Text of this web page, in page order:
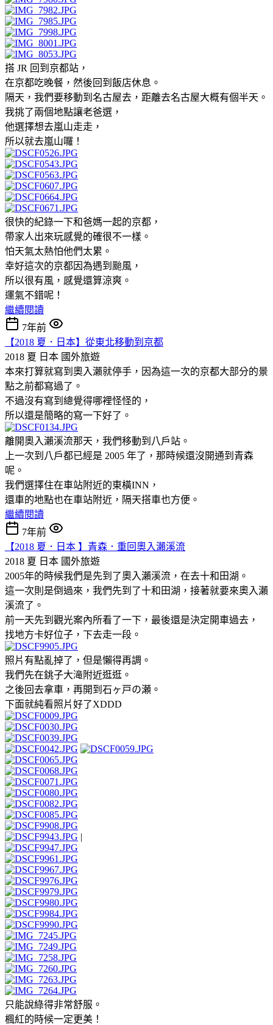
搭 JR 回到京都站，
在京都吃晚餐，然後回到飯店休息。
隔天，我們要移動到名古屋去，距離去名古屋大概有個半天。
我挑了兩個地點讓老爸選，
他選擇想去嵐山走走，
所以就去嵐山囉！
很快的紀錄一下和爸媽一起的京都，
帶家人出來玩感覺的確很不一樣。
怕天氣太熱怕他們太累。
幸好這次的京都因為遇到颱風，
所以很有風，感覺還算涼爽。
運氣不錯呢！
繼續閱讀
7年前
【2018 夏．日本】從東北移動到京都
2018 夏 日本 國外旅遊
本來打算就寫到奧入瀨就停手，因為這一次的京都大部分的景
點之前都寫過了。
不過沒有寫到總覺得哪裡怪怪的，
所以還是簡略的寫一下好了。
離開奧入瀨溪流那天，我們移動到八戶站。
上一次到八戶都已經是 2005 年了，那時候還沒開通到青森
呢。
我們選擇住在車站附近的東橫INN，
還車的地點也在車站附近，隔天搭車也方便。
繼續閱讀
7年前
【2018 夏．日本 】青森．重回奧入瀨溪流
2018 夏 日本 國外旅遊
2005年的時候我們是先到了奧入瀨溪流，在去十和田湖。
這一次則是倒過來，我們先到了十和田湖，接著就要來奧入瀨
溪流了。
前一天先到觀光案內所看了一下，最後還是決定開車過去，
找地方卡好位子，下去走一段。
照片有點亂掉了，但是懶得再調。
我們先在銚子大滝附近逛逛。
之後回去拿車，再開到石ヶ戸の瀬。
下面就純看照片好了XDDD
|
只能說綠得非常舒服。
楓紅的時候一定更美！